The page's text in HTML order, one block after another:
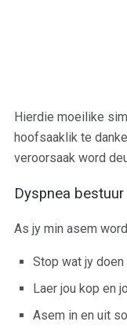
Hierdie moeilike
hoofsaaklik te
veroorsaak word
Dyspnea bestuur
As jy min asem
Stop wat jy
Laer jou kop en
Asem in en uit